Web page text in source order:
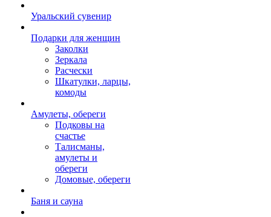
Уральский сувенир
Подарки для женщин
Заколки
Зеркала
Расчески
Шкатулки, ларцы,
комоды
Амулеты, обереги
Подковы на
счастье
Талисманы,
амулеты и
обереги
Домовые, обереги
Баня и сауна